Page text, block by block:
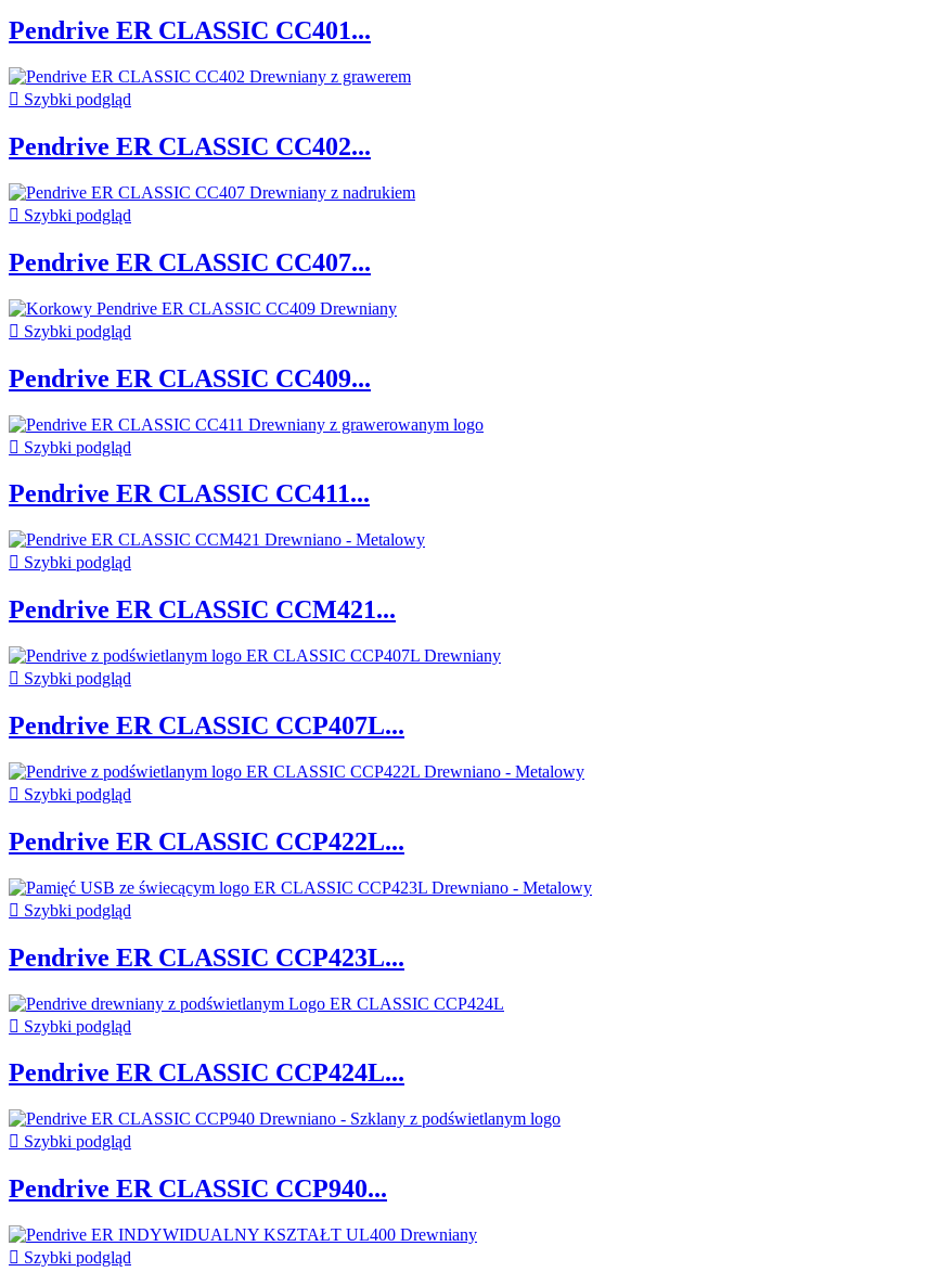
Pendrive ER CLASSIC CC401...
 Szybki podgląd
Pendrive ER CLASSIC CC402...
 Szybki podgląd
Pendrive ER CLASSIC CC407...
 Szybki podgląd
Pendrive ER CLASSIC CC409...
 Szybki podgląd
Pendrive ER CLASSIC CC411...
 Szybki podgląd
Pendrive ER CLASSIC CCM421...
 Szybki podgląd
Pendrive ER CLASSIC CCP407L...
 Szybki podgląd
Pendrive ER CLASSIC CCP422L...
 Szybki podgląd
Pendrive ER CLASSIC CCP423L...
 Szybki podgląd
Pendrive ER CLASSIC CCP424L...
 Szybki podgląd
Pendrive ER CLASSIC CCP940...
 Szybki podgląd